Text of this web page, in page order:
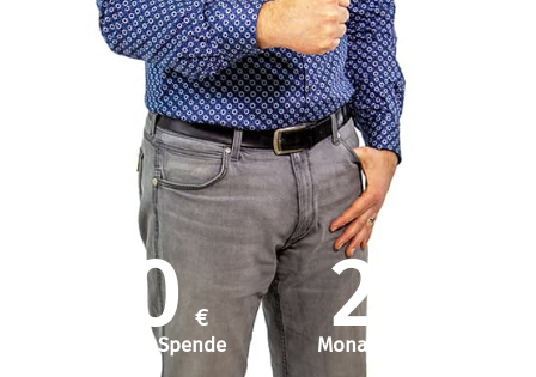
50 €
Einmalige Spende 25
Monatliche Hilfe